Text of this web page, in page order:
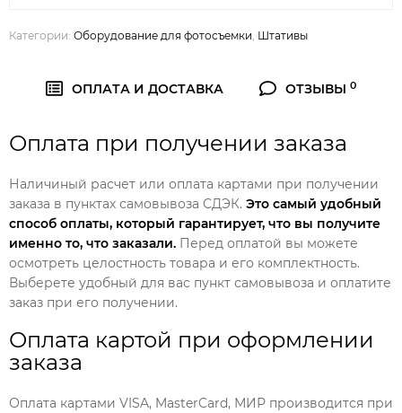
Категории: Оборудование для фотосъемки Штативы
ОПЛАТА И ДОСТАВКА ОТЗЫВЫ 0
Оплата при получении заказа
Наличиный расчет или оплата картами при получении
заказа в пунктах самовывоза СДЭК. Это самый удобный
способ оплаты, который гарантирует, что вы получите
именно то, что заказали. Перед оплатой вы можете
осмотреть целостность товара и его комплектность.
Выберете удобный для вас пункт самовывоза и оплатите
заказ при его получении.
Оплата картой при оформлении
заказа
Оплата картами VISA, MasterCard, МИР производится при